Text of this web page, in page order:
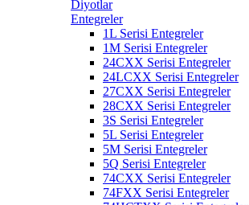
Diyotlar
Entegreler
1L Serisi Entegreler
1M Serisi Entegreler
24CXX Serisi Entegreler
24LCXX Serisi Entegreler
27CXX Serisi Entegreler
28CXX Serisi Entegreler
3S Serisi Entegreler
5L Serisi Entegreler
5M Serisi Entegreler
5Q Serisi Entegreler
74CXX Serisi Entegreler
74FXX Serisi Entegreler